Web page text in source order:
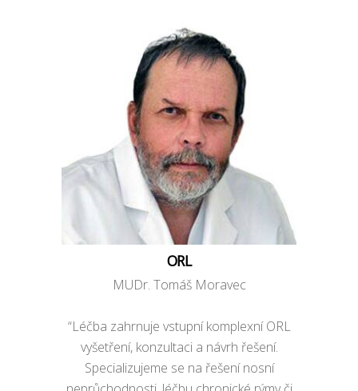
ORL
MUDr. Tomáš Moravec
“Léčba zahrnuje vstupní komplexní ORL
vyšetření, konzultaci a návrh řešení.
Specializujeme se na řešení nosní